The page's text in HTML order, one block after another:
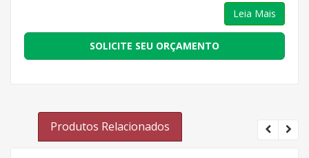
Leia Mais
SOLICITE SEU ORÇAMENTO
Produtos Relacionados